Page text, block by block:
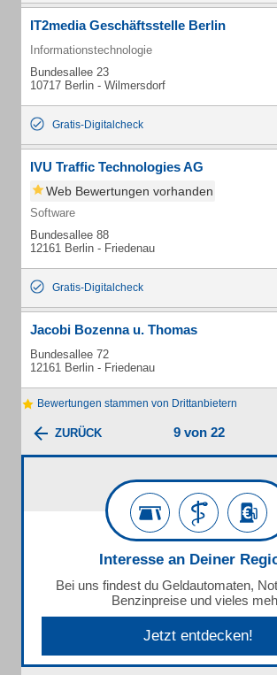
IT2media Geschäftsstelle Berlin
Informationstechnologie
Bundesallee 23
10717 Berlin - Wilmersdorf
Gratis-Digitalcheck
IVU Traffic Technologies AG
Web Bewertungen vorhanden
Software
Bundesallee 88
12161 Berlin - Friedenau
Gratis-Digitalcheck
Jacobi Bozenna u. Thomas
Bundesallee 72
12161 Berlin - Friedenau
Bewertungen stammen von Drittanbietern
ZURÜCK 9 von 22
Interesse an Deiner
Bei uns findest du Geldautomaten,
Benzinpreise und vieles
Jetzt entdecken!